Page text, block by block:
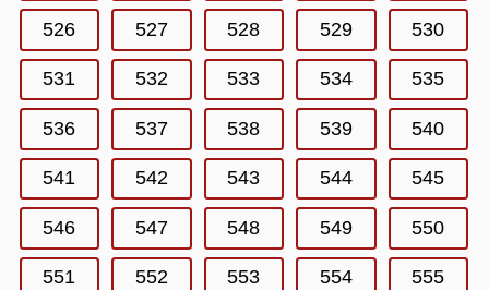
526 527 528 529 530
531 532 533 534 535
536 537 538 539 540
541 542 543 544 545
546 547 548 549 550
551 552 553 554 555